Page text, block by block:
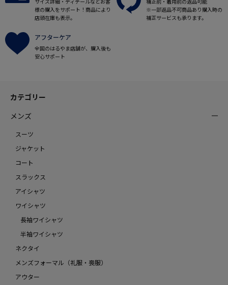
様の購入をサポート！商品により
店頭在庫も表示。
※一部返品不可商品あり購入時の
補正サービスも承ります。
アフターケア
全国のはるやま店舗が、購入後も
安心サポート
カテゴリー
メンズ
スーツ
ジャケット
コート
スラックス
アイシャツ
ワイシャツ
長袖ワイシャツ
半袖ワイシャツ
ネクタイ
メンズフォーマル（礼服・喪服）
アウター